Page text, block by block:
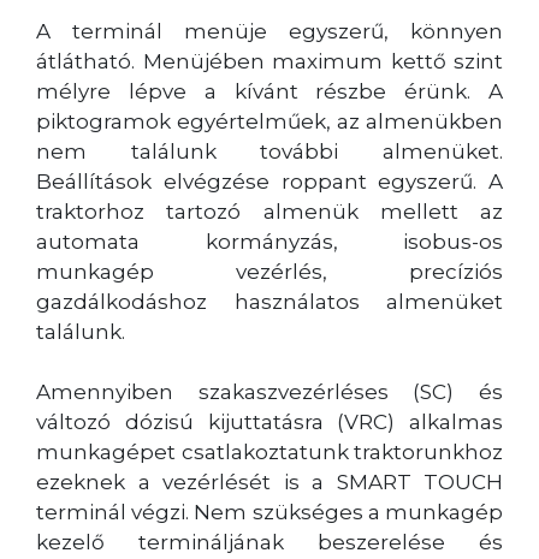
A terminál menüje egyszerű, könnyen
átlátható. Menüjében maximum kettő szint
mélyre lépve a kívánt részbe érünk. A
piktogramok egyértelműek, az almenükben
nem találunk további almenüket.
Beállítások elvégzése roppant egyszerű. A
traktorhoz tartozó almenük mellett az
automata kormányzás, isobus-os
munkagép vezérlés, precíziós
gazdálkodáshoz használatos almenüket
találunk.
Amennyiben szakaszvezérléses (SC) és
változó dózisú kijuttatásra (VRC) alkalmas
munkagépet csatlakoztatunk traktorunkhoz
ezeknek a vezérlését is a SMART TOUCH
terminál végzi. Nem szükséges a munkagép
kezelő termináljának beszerelése és